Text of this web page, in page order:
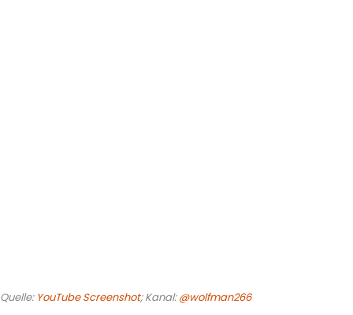
Quelle: YouTube Screenshot; Kanal:@wolfman266